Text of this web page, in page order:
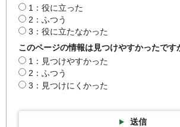
1：役に立った
2：ふつう
3：役に立たなかった
このページの情報は見つけやすかったです
1：見つけやすかった
2：ふつう
3：見つけにくかった
送信